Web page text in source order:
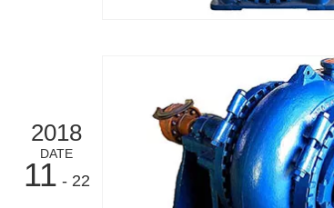
2018
DATE
11 - 22